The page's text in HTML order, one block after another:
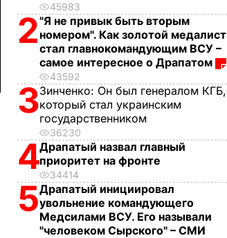
45983
2"Я не привык быть вторым
номером". Как золотой медалист
стал главнокомандующим ВСУ –
самое интересное о Драпатом
43592
3Зинченко: Он был генералом КГБ,
который стал украинским
государственником
36230
4Драпатый назвал главный
приоритет на фронте
34414
5Драпатый инициировал
увольнение командующего
Медсилами ВСУ. Его называли
"человеком Сырского" – СМИ